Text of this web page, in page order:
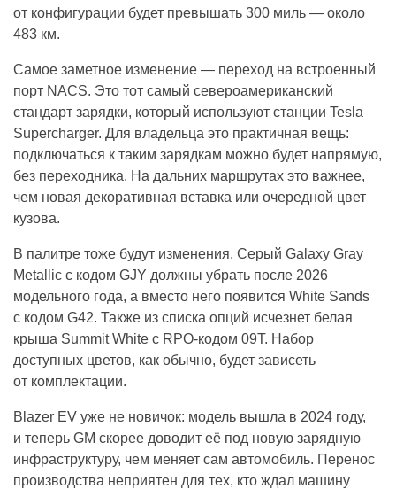
от конфигурации будет превышать 300 миль — около
483 км.
Самое заметное изменение — переход на встроенный
порт NACS. Это тот самый североамериканский
стандарт зарядки, который используют станции Tesla
Supercharger. Для владельца это практичная вещь:
подключаться к таким зарядкам можно будет напрямую,
без переходника. На дальних маршрутах это важнее,
чем новая декоративная вставка или очередной цвет
кузова.
В палитре тоже будут изменения. Серый Galaxy Gray
Metallic с кодом GJY должны убрать после 2026
модельного года, а вместо него появится White Sands
с кодом G42. Также из списка опций исчезнет белая
крыша Summit White с RPO-кодом 09T. Набор
доступных цветов, как обычно, будет зависеть
от комплектации.
Blazer EV уже не новичок: модель вышла в 2024 году,
и теперь GM скорее доводит её под новую зарядную
инфраструктуру, чем меняет сам автомобиль. Перенос
производства неприятен для тех, кто ждал машину